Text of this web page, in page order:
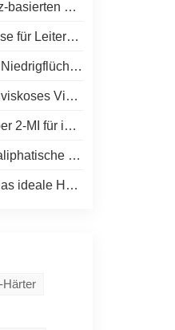
„Aushärten der Schlämme“
einfach in einer „schnelleren Aushärtung“.
härtende Formulierungen
für UV-härtende Formulierungen
Epoxidharzsysteme
Schmelzklebstoffformulierungen
und Pulverbeschichtungen
Härter